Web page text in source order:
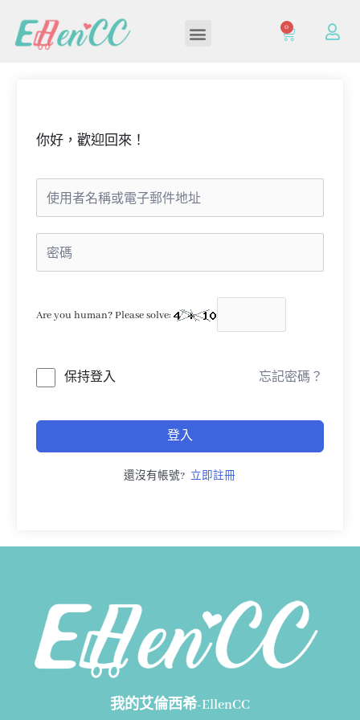
0
你好，歡迎回來！
Are you human? Please solve:
保持登入 忘記密碼？
登入
還沒有帳號? 立即註冊
我的艾倫西希-EllenCC